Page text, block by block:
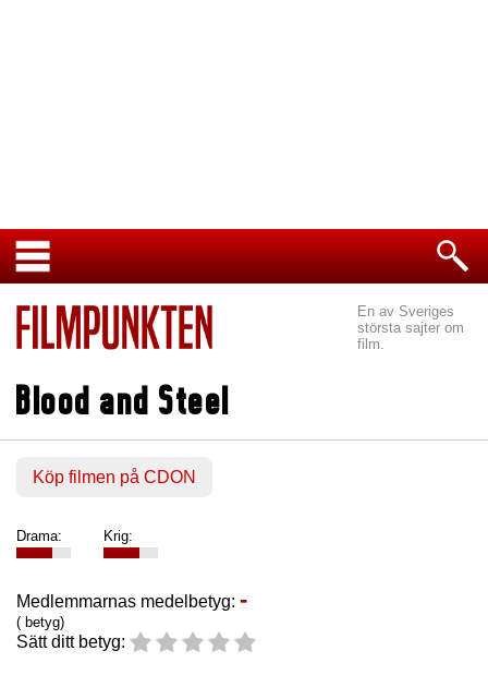
En av Sveriges
största sajter om
film.
Blood and Steel
Köp filmen på CDON
Drama: Krig:
Medlemmarnas medelbetyg: -
( betyg)
Sätt ditt betyg: